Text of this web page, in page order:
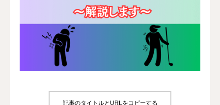
記事のタイトルとURLをコピーする